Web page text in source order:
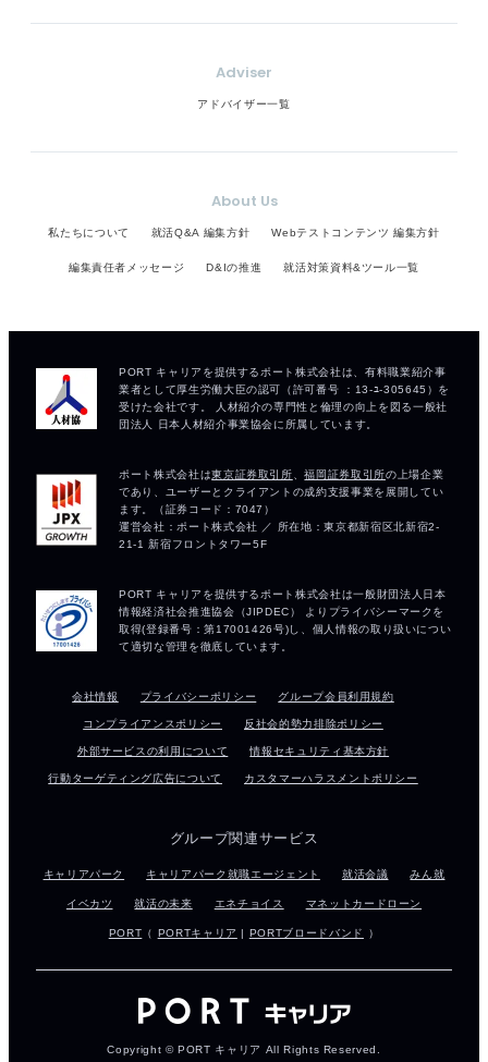
Adviser
アドバイザー一覧
About Us
私たちについて 就活Q&A 編集方針 Webテストコンテンツ 編集方針
編集責任者メッセージ D&Iの推進 就活対策資料&ツール一覧
会社情報 プライバシーポリシー グループ会員利用規約
コンプライアンスポリシー 反社会的勢力排除ポリシー
外部サービスの利用について 情報セキュリティ基本方針
行動ターゲティング広告について カスタマーハラスメントポリシー